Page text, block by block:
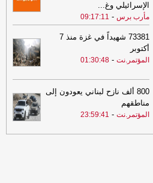
21:02
توكل كرمان تدين هجوم الحوثيين
على قوات الطوارئ وتدعو إلى محاسبة
المسؤولين ودعم استعادة الدولة
برس
20:30
البنك المركزي يوقف تراخيص
20:30
البنك المركزي يوقف تراخيص
ثلاث منشآت صرافة ويغلق مقراتها
-الصهوة
الإسرائيلي وغ...
مأرب برس -
09:17:11
73381 شهيداً في غزة منذ 7
أكتوبر
المؤتمر.نت -
01:30:48
800 ألف نازح لبناني يعودون إلى
مناطقهم
المؤتمر.نت -
23:59:41